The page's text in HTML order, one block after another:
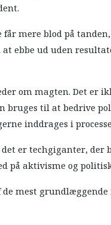
mere blod på
ebbe ud uden
om magten. Det er
bruges til at bedrive
inddrages i
det er techgiganter,
på aktivisme og
mest